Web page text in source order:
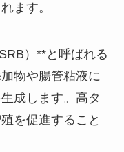
ます。
）**と呼ばれる
物や腸管粘液に
成します。高タ
を促進すること